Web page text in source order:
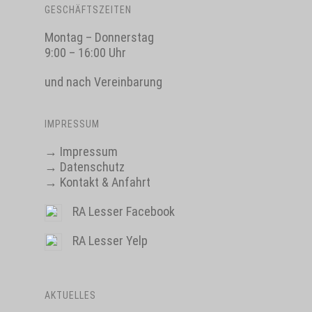
GESCHÄFTSZEITEN
Montag – Donnerstag
9:00 – 16:00 Uhr
und nach Vereinbarung
IMPRESSUM
→ Impressum
→ Datenschutz
→ Kontakt & Anfahrt
RA Lesser Facebook
RA Lesser Yelp
AKTUELLES